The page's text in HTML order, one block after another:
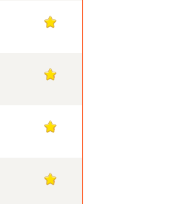
17
16
16
16